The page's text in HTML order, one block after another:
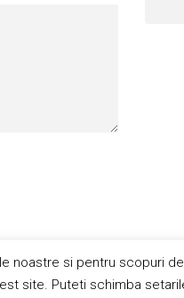
Termeni si
noastre si pentru scopuri
site. Puteti schimba